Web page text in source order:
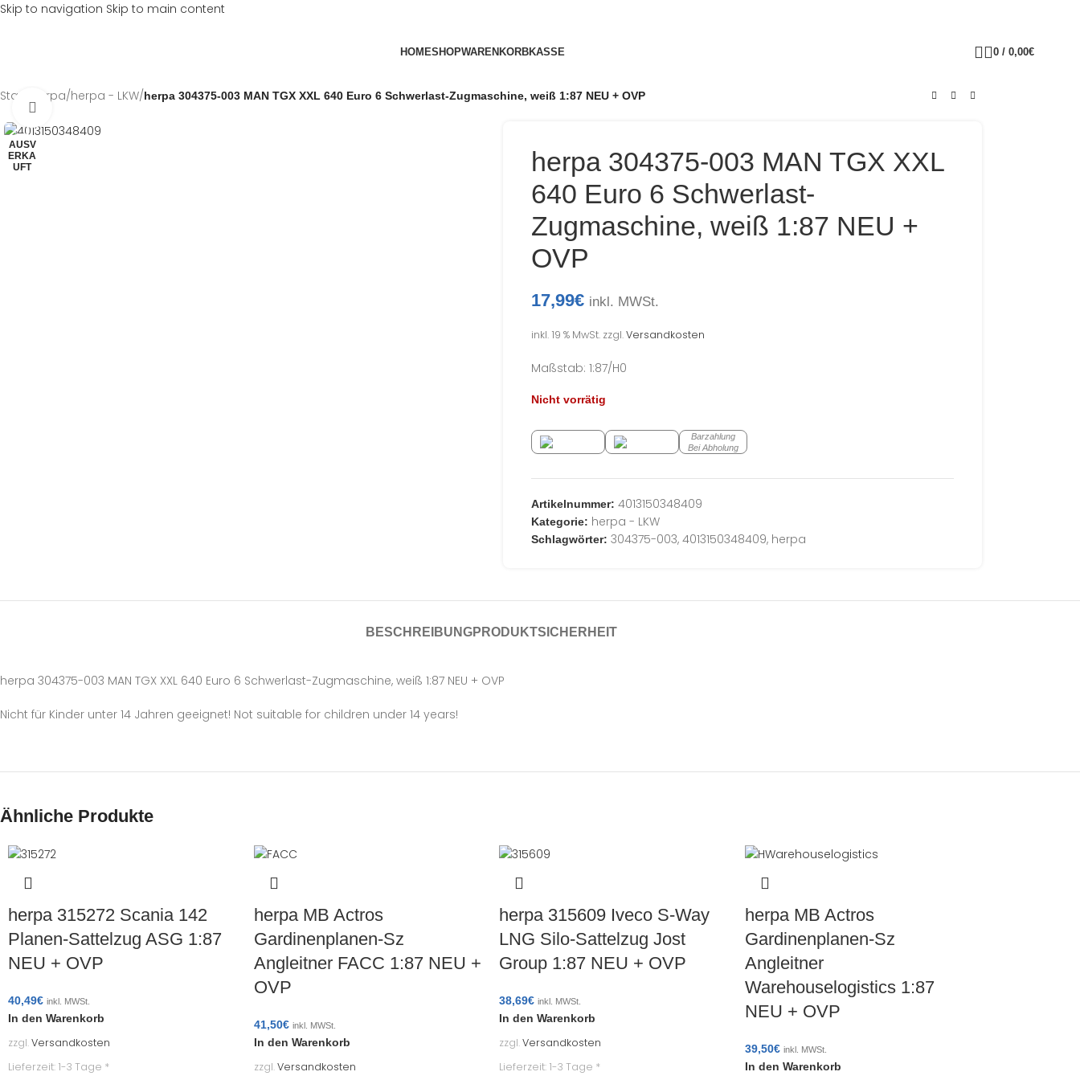
Skip to navigation Skip to main content
HOMESHOPWARENKORBKASSE 0 / 0,00€
Start herpa/herpa - LKW/herpa 304375-003 MAN TGX XXL 640 Euro 6 Schwerlast-Zugmaschine, weiß 1:87 NEU + OVP
AUSV
ERKA
UFT
herpa 304375-003 MAN TGX XXL
640 Euro 6 Schwerlast-
Zugmaschine, weiß 1:87 NEU +
OVP
17,99€ inkl. MWSt.
inkl. 19 % MwSt. zzgl.Versandkosten
Maßstab: 1:87/H0
Nicht vorrätig
Barzahlung
Bei Abholung
Artikelnummer: 4013150348409
Kategorie: herpa - LKW
Schlagwörter: 304375-003, 4013150348409, herpa
BESCHREIBUNGPRODUKTSICHERHEIT
herpa 304375-003 MAN TGX XXL 640 Euro 6 Schwerlast-Zugmaschine, weiß 1:87 NEU + OVP
Nicht für Kinder unter 14 Jahren geeignet! Not suitable for children under 14 years!
Ähnliche Produkte
herpa 315272 Scania 142
Planen-Sattelzug ASG 1:87
NEU + OVP
40,49€ inkl. MWSt.
In den Warenkorb
zzgl.Versandkosten
Lieferzeit: 1-3 Tage *
herpa MB Actros
Gardinenplanen-Sz
Angleitner FACC 1:87 NEU +
OVP
41,50€ inkl. MWSt.
In den Warenkorb
zzgl.Versandkosten
herpa 315609 Iveco S-Way
LNG Silo-Sattelzug Jost
Group 1:87 NEU + OVP
38,69€ inkl. MWSt.
In den Warenkorb
zzgl.Versandkosten
Lieferzeit: 1-3 Tage *
herpa MB Actros
Gardinenplanen-Sz
Angleitner
Warehouselogistics 1:87
NEU + OVP
39,50€ inkl. MWSt.
In den Warenkorb